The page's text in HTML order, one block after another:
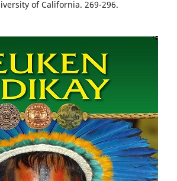
of California. 269-296.